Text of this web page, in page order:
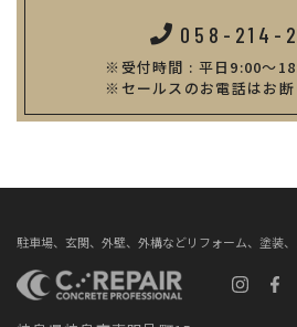
058-214-
受付時間 : 平日9:00～
セールスのお電話はお
駐車場、玄関、外壁、外構などリフォーム、塗装